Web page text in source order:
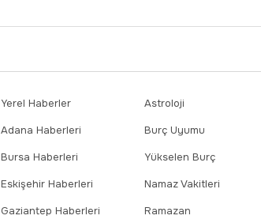
Yerel Haberler
Adana Haberleri
Bursa Haberleri
Eskişehir Haberleri
Gaziantep Haberleri
Astroloji
Burç Uyumu
Yükselen Burç
Namaz Vakitleri
Ramazan